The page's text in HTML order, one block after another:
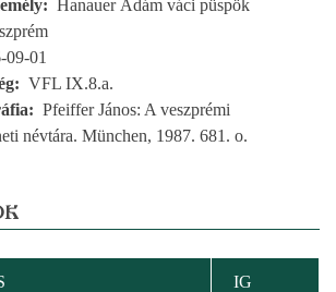
Hanauer Ádám váci püspök
09-01
VFL IX.8.a.
Pfeiffer János: A veszprémi
névtára. München, 1987. 681. o.
IG